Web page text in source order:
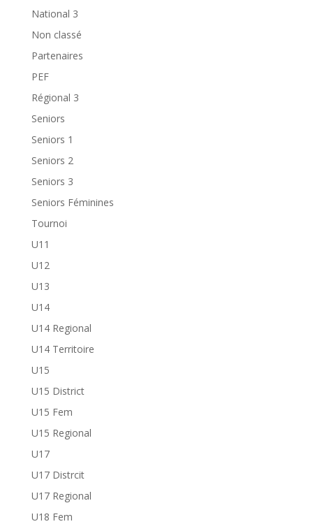
National 3
Non classé
Partenaires
PEF
Régional 3
Seniors
Seniors 1
Seniors 2
Seniors 3
Seniors Féminines
Tournoi
U11
U12
U13
U14
U14 Regional
U14 Territoire
U15
U15 District
U15 Fem
U15 Regional
U17
U17 Distrcit
U17 Regional
U18 Fem